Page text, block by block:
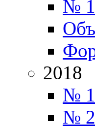
№
2018
№
№